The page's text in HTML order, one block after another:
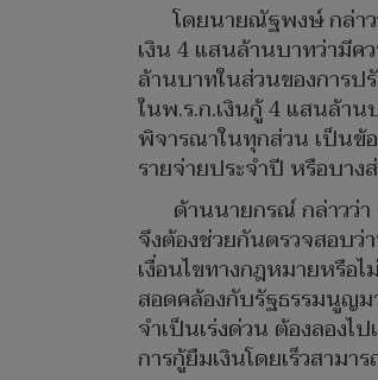
โดยนายณัฐพงษ์ กล่า
เงิน 4 แสนล้านบาทว่ามีค
ล้านบาทในส่วนของการป
ในพ.ร.ก.เงินกู้ 4 แสนล้า
พิจารณาในทุกส่วน เป็นข้
รายจ่ายประจำปี หรือบาง
ด้านนายกรณ์ กล่าวว่า
จึงต้องช่วยกันตรวจสอบ
เงื่อนไขทางกฎหมายหรือ
สอดคล้องกับรัฐธรรมนูญม
จำเป็นเร่งด่วน ต้องลอง
การกู้ยืมเงินโดยเร็วสาม